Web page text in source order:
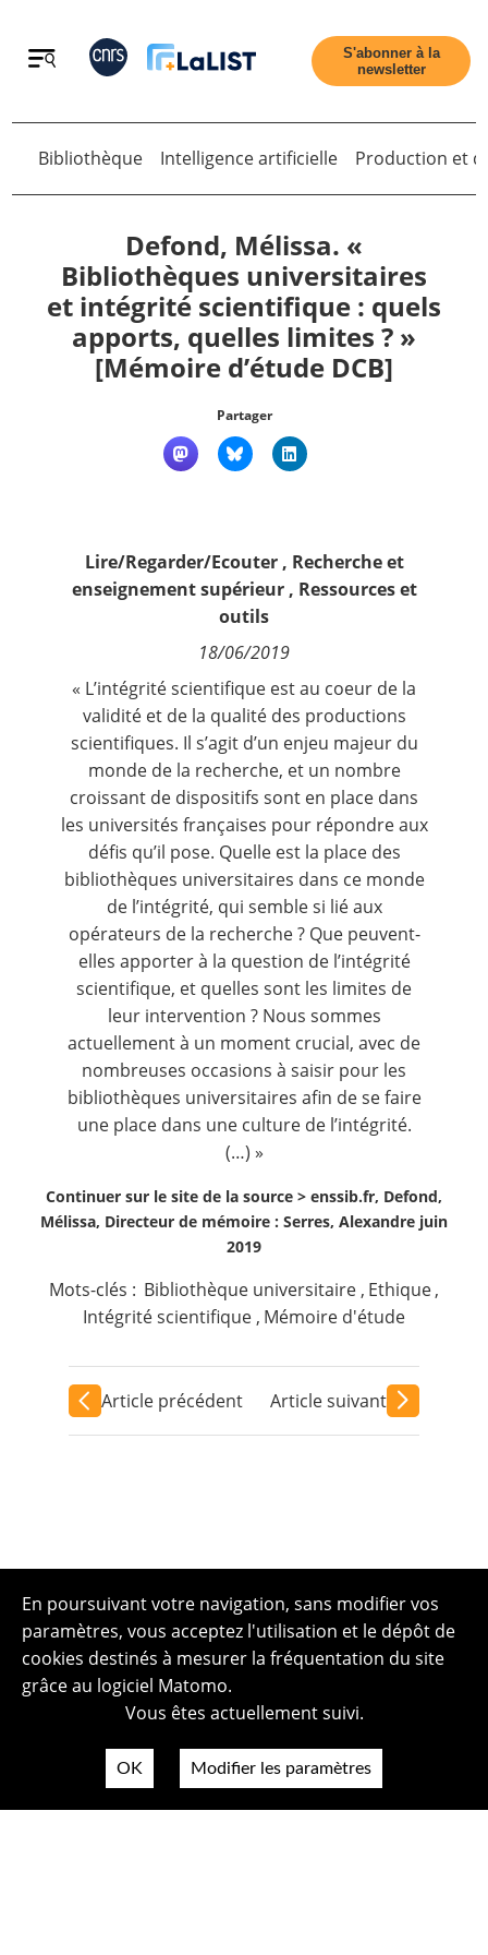
Retour
Accueil
Tous les articles
Qui sommes nous ?
Nous suivre
S'abonner à la
newsletter
Retour
Bibliothèque Intelligence artificielle Production et
Defond, Mélissa. «
Bibliothèques universitaires
et intégrité scientifique : quels
apports, quelles limites ? »
[Mémoire d’étude DCB]
Partager
Lire/Regarder/Ecouter, Recherche et
enseignement supérieur, Ressources et
outils
18/06/2019
« L’intégrité scientifique est au coeur de la
validité et de la qualité des productions
scientifiques. Il s’agit d’un enjeu majeur du
monde de la recherche, et un nombre
croissant de dispositifs sont en place dans
les universités françaises pour répondre aux
défis qu’il pose. Quelle est la place des
bibliothèques universitaires dans ce monde
de l’intégrité, qui semble si lié aux
opérateurs de la recherche ? Que peuvent-
elles apporter à la question de l’intégrité
scientifique, et quelles sont les limites de
leur intervention ? Nous sommes
actuellement à un moment crucial, avec de
nombreuses occasions à saisir pour les
bibliothèques universitaires afin de se faire
une place dans une culture de l’intégrité.
(…) »
Continuer sur le site de la source > enssib.fr, Defond,
Mélissa, Directeur de mémoire : Serres, Alexandre juin
2019
Mots-clés : Bibliothèque universitaire , Ethique,
Intégrité scientifique , Mémoire d'étude
Article précédent Article suivant
En poursuivant votre navigation, sans modifier vos
paramètres, vous acceptez l'utilisation et le dépôt de
cookies destinés à mesurer la fréquentation du site
grâce au logiciel Matomo.
Vous êtes actuellement suivi.
OK Modifier les paramètres